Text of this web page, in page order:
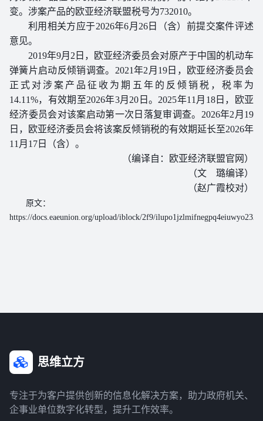
变。 涉案产品的欧亚经济联盟税号为732010。
利用相关方应于2026年6月 26 日（含）前提交案件评述
意见。
2019年9月 2 日，欧亚经济委员会对原产于中国的机动车
弹簧片启动反倾销调查。 2021年2 月 19 日，欧亚经济委员会
正式 对涉案产品征收为期五年的反倾销税，税率为
14.11%，有效期至2026年3月 20 日。 2025年11 月 18日，欧亚
经济委员会对该案启动第一次 日落复审调查。 2026年2 月 19
日，欧亚经济委员会将该案反倾销税的有效期延长至2026年
11 月 17 日（含）。
（编译自： 欧亚经济联盟官网 ）
（文 璐编译）
（赵广霞校对）
原文：
https://docs.eaeunion.org/upload/iblock/2f9/
思维立方
专注于为客户提供创新的信息化解决方案，助力政府机关、
企事业单位数字化转型，提升工作效率。